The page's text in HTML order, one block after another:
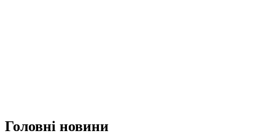
Головні новини